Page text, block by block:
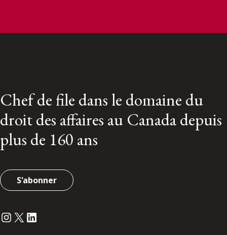
Chef de file dans le domaine du
droit des affaires au Canada depuis
plus de 160 ans
S'abonner
Instagram
Twitter
LinkedIn